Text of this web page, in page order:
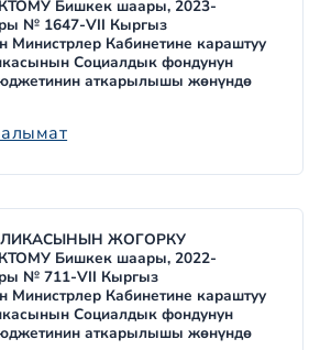
Бишкек шаары, 2023-
№ 1647-VII Кыргыз
Министрлер Кабинетине караштуу
Социалдык фондунун
аткарылышы жөнүндө
ЖОГОРКУ
Бишкек шаары, 2022-
№ 711-VII Кыргыз
Министрлер Кабинетине караштуу
Социалдык фондунун
аткарылышы жөнүндө